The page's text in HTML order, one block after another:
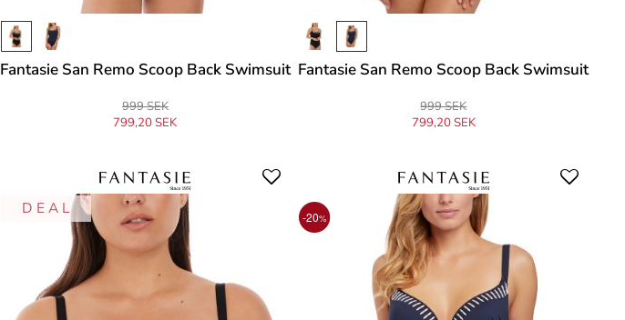
Fantasie San Remo Scoop Back Swimsuit
999 SEK
799,20 SEK
Fantasie San Remo Scoop Back Swimsuit
999 SEK
799,20 SEK
D E A L -20%